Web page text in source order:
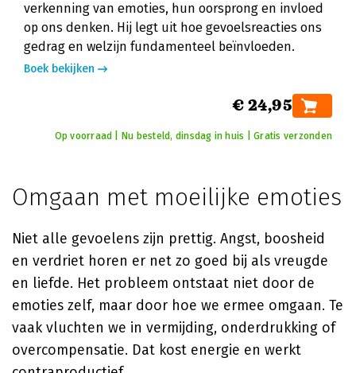
verkenning van emoties, hun oorsprong en invloed
op ons denken. Hij legt uit hoe gevoelsreacties ons
gedrag en welzijn fundamenteel beïnvloeden.
Boek bekijken
€ 24,95
Op voorraad | Nu besteld, dinsdag in huis | Gratis verzonden
Omgaan met moeilijke emoties
Niet alle gevoelens zijn prettig. Angst, boosheid
en verdriet horen er net zo goed bij als vreugde
en liefde. Het probleem ontstaat niet door de
emoties zelf, maar door hoe we ermee omgaan. Te
vaak vluchten we in vermijding, onderdrukking of
overcompensatie. Dat kost energie en werkt